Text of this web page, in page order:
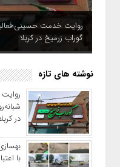
روایت خدمت
گوراب زرمیخ در کربلا
نوشته های تازه
در
با اعتباری